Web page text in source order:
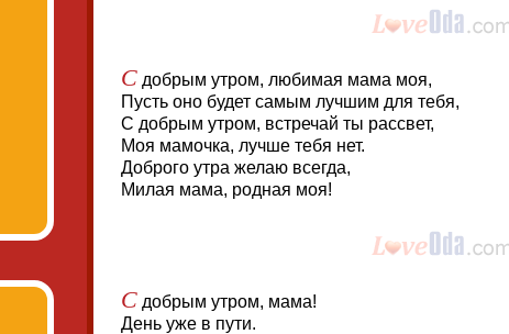
С добрым утром, любимая мама моя,
Пусть оно будет самым лучшим для тебя,
С добрым утром, встречай ты рассвет,
Моя мамочка, лучше тебя нет.
Доброго утра желаю всегда,
Милая мама, родная моя!
С добрым утром, мама!
День уже в пути.